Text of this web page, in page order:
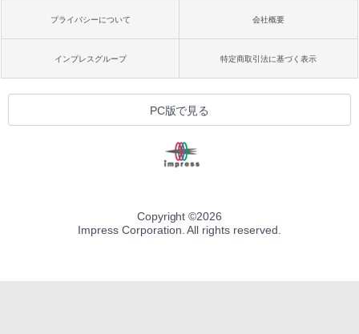
プライバシーについて 会社概要
インプレスグループ 特定商取引法に基づく表示
PC版で見る
Copyright ©2026
Impress Corporation. All rights reserved.